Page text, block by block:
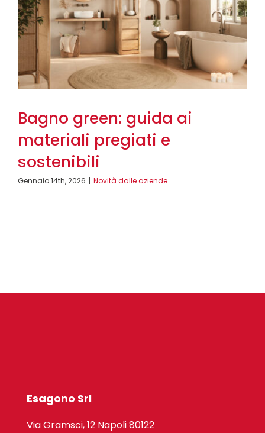
Bagno green: guida ai
materiali pregiati e
sostenibili
Gennaio 14th, 2026 | Novità dalle aziende
Esagono Srl
Via Gramsci, 12 Napoli 80122